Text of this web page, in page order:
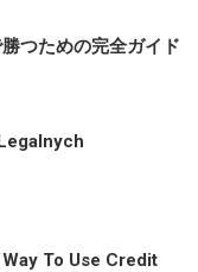
つための完全ガイド
To Use Credit